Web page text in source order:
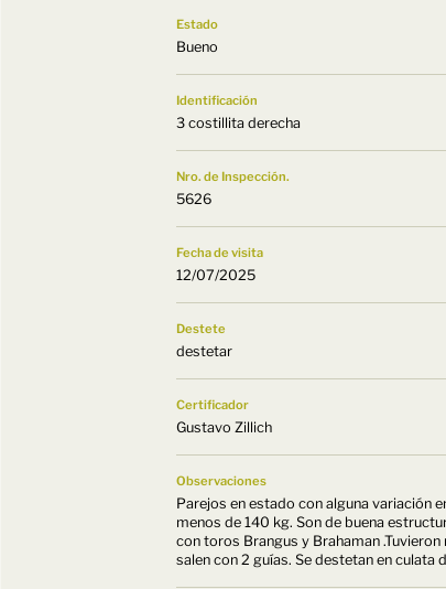
Estado
Bueno
Identificación
3 costillita derecha
Nro. de Inspección.
5626
Fecha de visita
12/07/2025
Destete
destetar
Certificador
Gustavo Zillich
Observaciones
Parejos en estado con alguna variación
menos de 140 kg. Son de buena
con toros Brangus y Brahaman
salen con 2 guías. Se destetan en culata